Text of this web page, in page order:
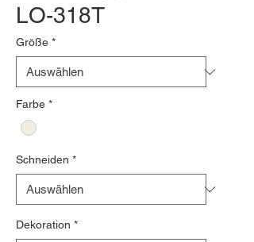
LO-318T
Größe *
Farbe *
Schneiden *
Dekoration *